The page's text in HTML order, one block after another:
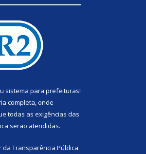
sistema para prefeituras!
completa, onde
todas as exigências das
serão atendidas.
da Transparência Pública